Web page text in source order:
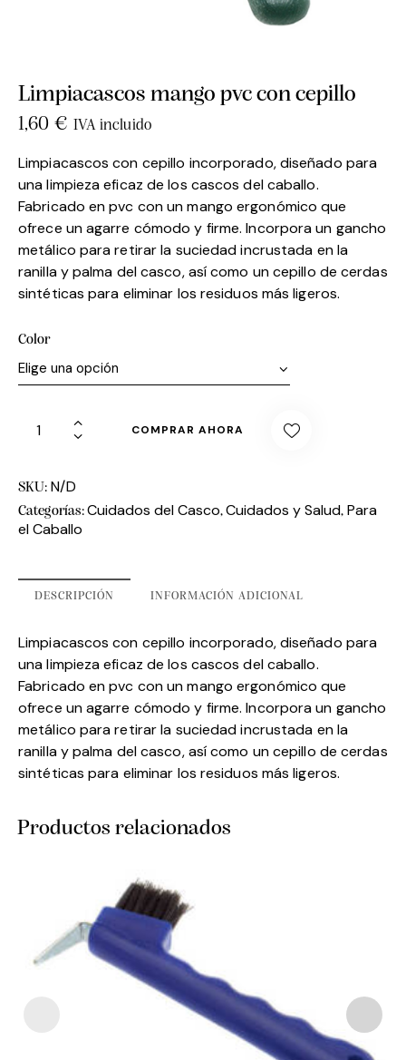
Limpiacascos mango pvc con cepillo
1,60 € IVA incluido
Limpiacascos con cepillo incorporado, diseñado para
una limpieza eficaz de los cascos del caballo.
Fabricado en pvc con un mango ergonómico que
ofrece un agarre cómodo y firme. Incorpora un gancho
metálico para retirar la suciedad incrustada en la
ranilla y palma del casco, así como un cepillo de cerdas
sintéticas para eliminar los residuos más ligeros.
Color
COMPRAR AHORA
SKU: N/D
Categorías:Cuidados del Casco,Cuidados y Salud, Para
el Caballo
DESCRIPCIÓN INFORMACIÓN ADICIONAL
Limpiacascos con cepillo incorporado, diseñado para
una limpieza eficaz de los cascos del caballo.
Fabricado en pvc con un mango ergonómico que
ofrece un agarre cómodo y firme. Incorpora un gancho
metálico para retirar la suciedad incrustada en la
ranilla y palma del casco, así como un cepillo de cerdas
sintéticas para eliminar los residuos más ligeros.
Productos relacionados